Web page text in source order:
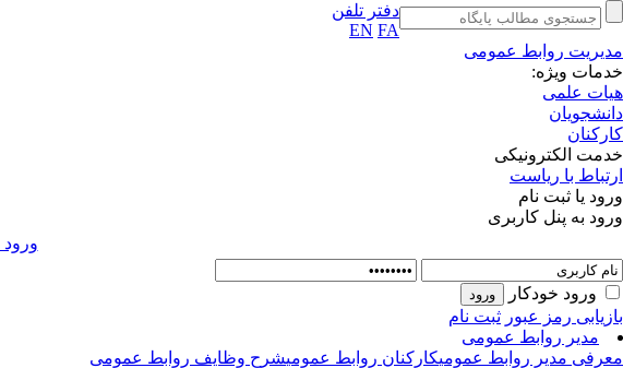
دفتر تلفن
EN FA
مدیریت روابط عمومی
خدمات ویژه:
هیات علمی
دانشجویان
کارکنان
خدمت الکترونیکی
ارتباط با ریاست
ورود یا ثبت نام
ورود به پنل کاربری
ورود خودکار
بازیابی رمز عبور ثبت نام
مدیر روابط عمومی
معرفی مدیر روابط عمومیکارکنان روابط عمومیشرح وظایف روابط عمومی